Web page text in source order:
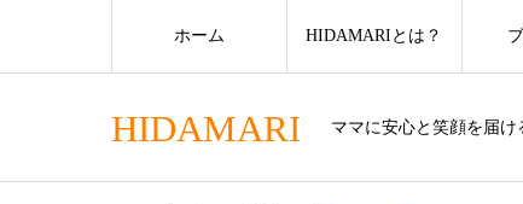
HIDAMARI ママに安心と笑顔を届け
ホーム HIDAMARIとは？